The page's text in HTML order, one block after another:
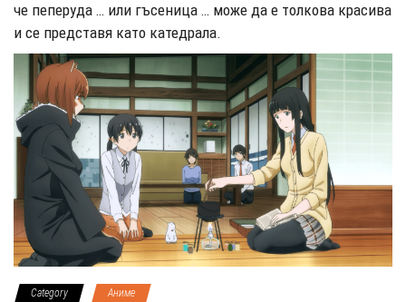
че пеперуда … или гъсеница … може да е толкова красива
и се представя като катедрала.
Category Аниме